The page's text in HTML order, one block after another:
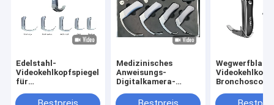
Edelstahl-
Videokehlkopfspiegel
für
der Anesthesiology-
Medizinisches
Anweisungs-
Digitalkamera-
Videokehlkopfspiegel
Wegwerfblatt-
Instrumente